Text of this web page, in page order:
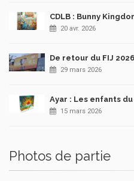
CDLB : Bunny
20 avr. 2026
De retour du FIJ 2026
29 mars 2026
Ayar : Les enfants
15 mars 2026
Photos de partie